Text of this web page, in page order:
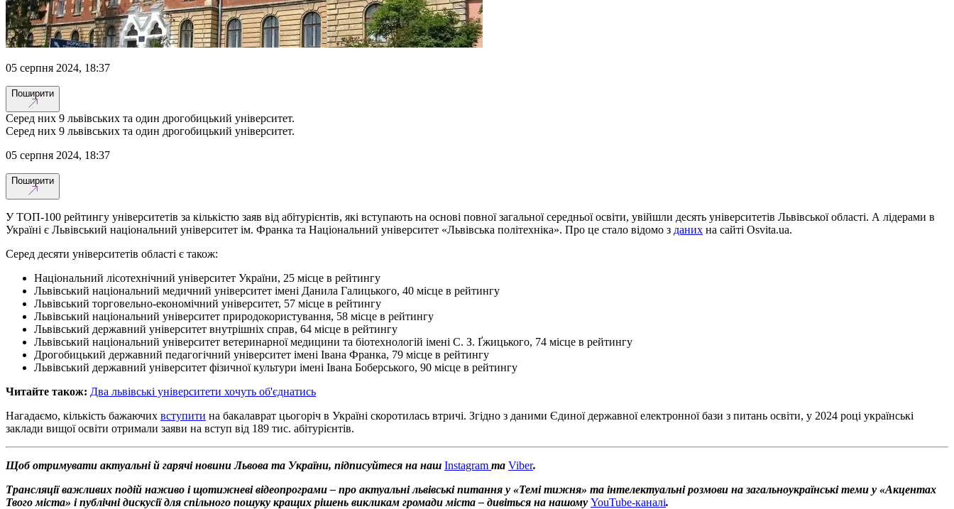
05 серпня 2024, 18:37
Поширити
Серед них 9 львівських та один дрогобицький університет.
Серед них 9 львівських та один дрогобицький університет.
05 серпня 2024, 18:37
Поширити
У ТОП-100 рейтингу університетів за кількістю заяв від абітурієнтів, які вступають на основі повної загальної середньої освіти, увійшли десять університетів Львівської області. А лідерами в
Україні є Львівський національний університет ім. Франка та Національний університет «Львівська політехніка». Про це стало відомо з даних на сайті Osvita.ua.
Серед десяти університетів області є також:
Національний лісотехнічний університет України, 25 місце в рейтингу
Львівський національний медичний університет імені Данила Галицького, 40 місце в рейтингу
Львівський торговельно-економічний університет, 57 місце в рейтингу
Львівський національний університет природокористування, 58 місце в рейтингу
Львівський державний університет внутрішніх справ, 64 місце в рейтингу
Львівський національний університет ветеринарної медицини та біотехнологій імені С. З. Ґжицького, 74 місце в рейтингу
Дрогобицький державний педагогічний університет імені Івана Франка, 79 місце в рейтингу
Львівський державний університет фізичної культури імені Івана Боберського, 90 місце в рейтингу
Читайте також: Два львівські університети хочуть об'єднатись
Нагадаємо, кількість бажаючих вступити на бакалаврат цьогоріч в Україні скоротилась втричі. Згідно з даними Єдиної державної електронної бази з питань освіти, у 2024 році українські
заклади вищої освіти отримали заяви на вступ від 189 тис. абітурієнтів.
Щоб отримувати актуальні й гарячі новини Львова та України, підписуйтеся на наш Instagram та Viber.
Трансляції важливих подій наживо і щотижневі відеопрограми – про актуальні львівські питання у «Темі тижня» та інтелектуальні розмови на загальноукраїнські теми у «Акцентах
Твого міста» і публічні дискусії для спільного пошуку кращих рішень викликам громади міста – дивіться на нашому YouTube-каналі.